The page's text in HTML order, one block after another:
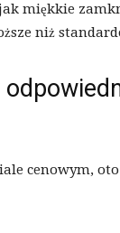
miękkie
niż
cenowym,